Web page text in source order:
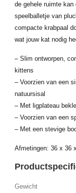
de gehele ruimte
speelballetje van
compacte krabpaal
wat jouw kat nodig
– Slim ontworpen,
kittens
– Voorzien van een
natuursisal
– Met ligplateau
– Voorzien van een
– Met een stevige
Afmetingen: 36 x 36
Gewicht